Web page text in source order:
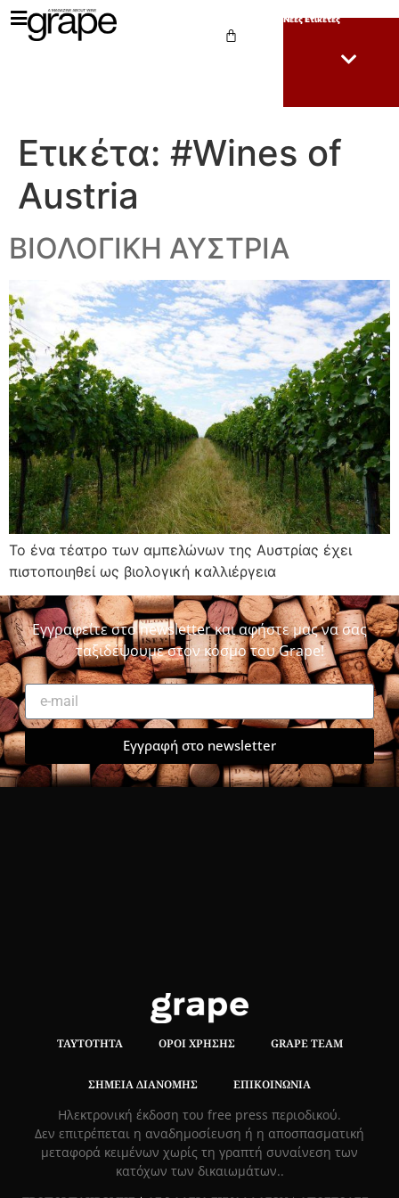
Νέες Ετικέτες
Ετικέτα: #Wines of
Austria
ΒΙΟΛΟΓΙΚΗ ΑΥΣΤΡΙΑ
Το ένα τέατρο των αμπελώνων της Αυστρίας έχει
πιστοποιηθεί ως βιολογική καλλιέργεια
Εγγραφείτε στο newsletter και αφήστε μας να σας
ταξιδέψουμε στον κόσμο του Grape!
Εγγραφή στο newsletter
ΤΑΥΤΌΤΗΤΑ ΌΡΟΙ ΧΡΉΣΗΣ GRAPE TEAM
ΣΗΜΕΊΑ ΔΙΑΝΟΜΉΣ ΕΠΙΚΟΙΝΩΝΊΑ
Hλεκτρονική έκδοση του free press περιοδικού.
Δεν επιτρέπεται η αναδημοσίευση ή η αποσπασματική
μεταφορά κειμένων χωρίς τη γραπτή συναίνεση των
κατόχων των δικαιωμάτων..